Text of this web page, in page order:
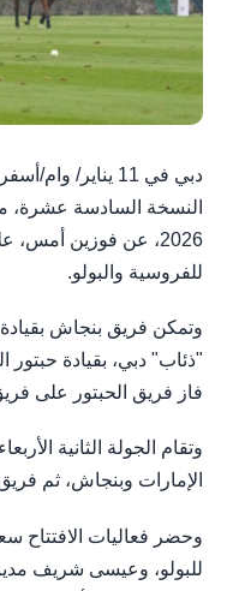
دبي في 11 يناير/
النسخة السادسة عشرة،
2026، عن فوزين أمس،
للفروسية والبولو.
وتمكن فريق بنجاش
فاز فريق الحبتور على فريق
وتقام الجولة الثانية
الإمارات وبنجاش، ثم
وحضر فعاليات الافتتاح
للبولو، وعيسى شريف